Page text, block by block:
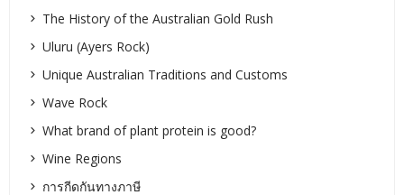
The History of the Australian Gold Rush
Uluru (Ayers Rock)
Unique Australian Traditions and Customs
Wave Rock
What brand of plant protein is good?
Wine Regions
การกีดกันทางภาษี